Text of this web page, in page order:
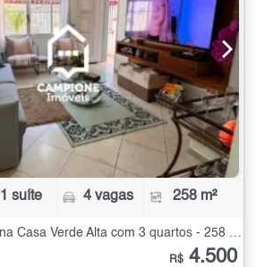
1 suíte 4 vagas 258 m²
Sobrado para Alugar na Casa Verde Alta com 3 quartos - 258 m²
R$ 4.500